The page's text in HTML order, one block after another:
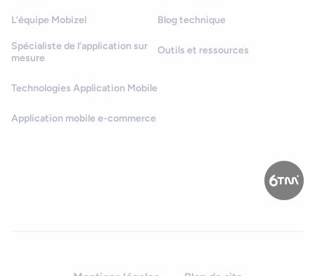
L’équipe Mobizel
Spécialiste de l’application sur
mesure
Technologies Application Mobile
Application mobile e-commerce
Blog technique
Outils et ressources